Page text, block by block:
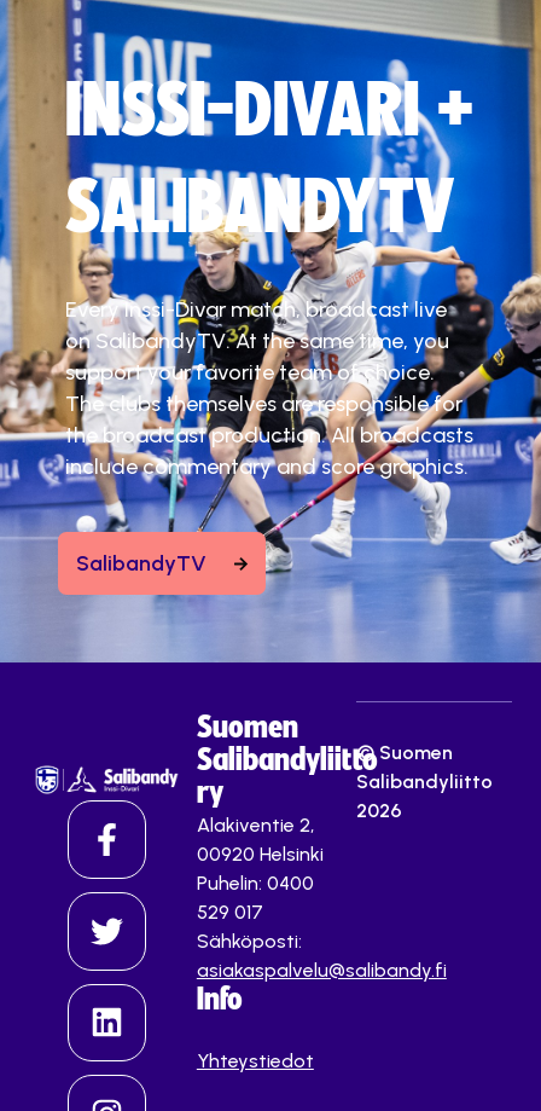
INSSI-DIVARI +
SALIBANDYTV
Every Inssi-Divar match, broadcast live
on SalibandyTV. At the same time, you
support your favorite team of choice.
The clubs themselves are responsible for
the broadcast production. All broadcasts
include commentary and score graphics.
SalibandyTV
Suomen
Salibandyliitto
ry
Alakiventie 2,
00920 Helsinki
Puhelin: 0400
529 017
Sähköposti:
asiakaspalvelu@salibandy.fi
Info
Yhteystiedot
© Suomen
Salibandyliitto
2026